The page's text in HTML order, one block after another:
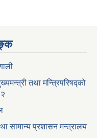
तथा मन्त्रिपरिषद्को
सामान्य प्रशासन मन्त्रालय